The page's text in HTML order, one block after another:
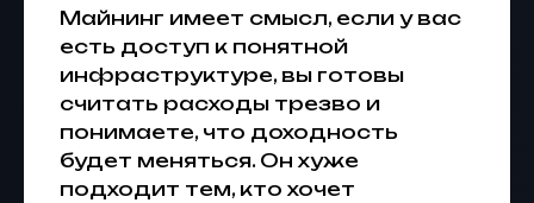
Майнинг имеет смысл, если у вас
есть доступ к понятной
инфраструктуре, вы готовы
считать расходы трезво и
понимаете, что доходность
будет меняться. Он хуже
подходит тем, кто хочет